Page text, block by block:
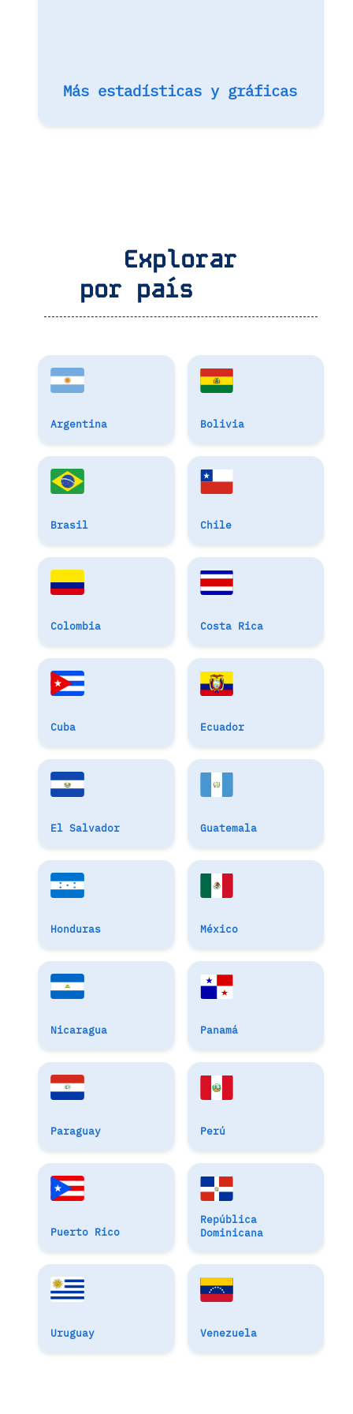
Más estadísticas y gráficas
Explorar
por país
Argentina Bolivia
Brasil Chile
Colombia Costa Rica
Cuba Ecuador
El Salvador Guatemala
Honduras México
Nicaragua Panamá
Paraguay Perú
Puerto Rico
República
Dominicana
Uruguay Venezuela